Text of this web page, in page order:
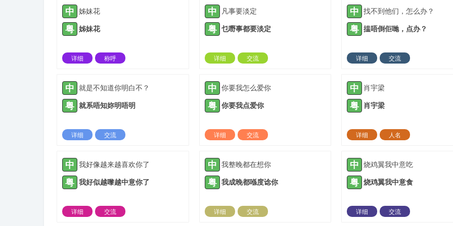
中 姊妹花
粤 姊妹花
详细
称呼
中 凡事要淡定
粤 乜嘢事都要淡定
详细
交流
中 找不到他们，怎么办？
粤 揾唔倒佢哋，点办？
详细
交流
中 就是不知道你明白不？
粤 就系唔知妳明唔明
详细
交流
中 你要我怎么爱你
粤 你要我点爱你
详细
交流
中 肖宇梁
粤 肖宇梁
详细
人名
中 我好像越来越喜欢你了
粤 我好似越嚟越中意你了
详细
交流
中 我整晚都在想你
粤 我成晚都喺度谂你
详细
交流
中 烧鸡翼我中意吃
粤 烧鸡翼我中意食
详细
交流